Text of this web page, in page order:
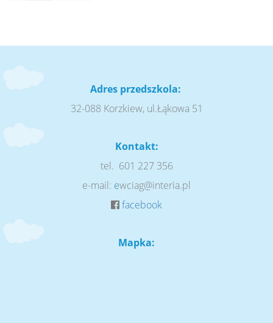
Adres przedszkola:
32-088 Korzkiew, ul.Łąkowa 51
Kontakt:
tel. 601 227 356
e-mail: ewciag@interia.pl
facebook
Mapka: